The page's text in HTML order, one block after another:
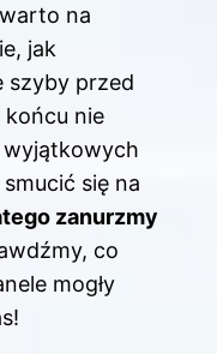
na
jak
szyby przed
końcu nie
wyjątkowych
się na
zanurzmy
co
mogły